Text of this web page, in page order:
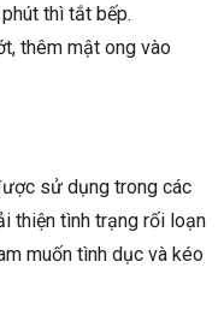
thì tắt bếp.
thêm mật ong vào
sử dụng trong các
thiện tình trạng rối loạn
muốn tình dục và kéo